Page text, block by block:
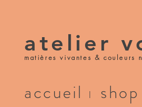
atelier
matières vivantes & couleurs
accueil I